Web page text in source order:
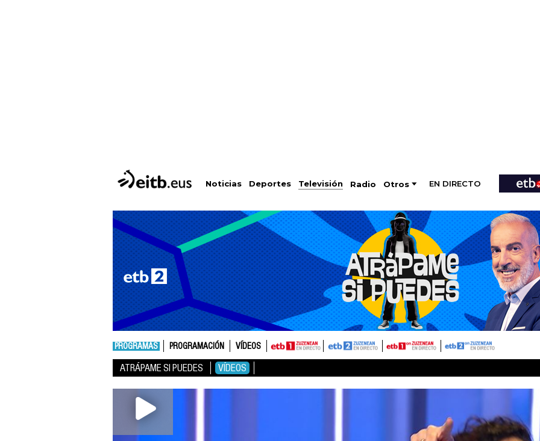
Noticias Deportes Televisión Radio Otros EN DIRECTO
PROGRAMAS PROGRAMACIÓN VÍDEOS
ATRÁPAME SI PUEDES VÍDEOS